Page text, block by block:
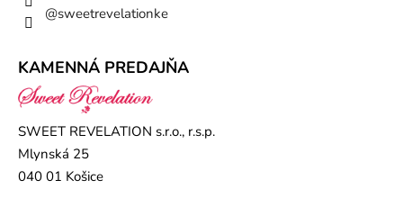
@sweetrevelationke
KAMENNÁ PREDAJŇA
SWEET REVELATION s.r.o., r.s.p.
Mlynská 25
040 01 Košice